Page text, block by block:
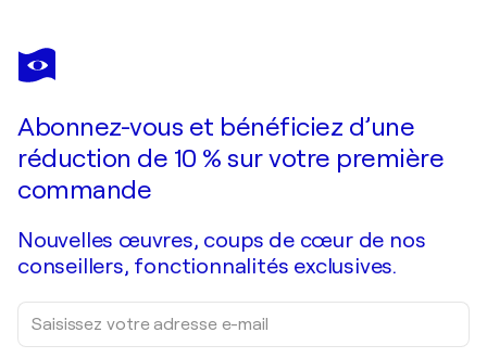
HÉLÈNE
BARRAUD
Je passe commande
Abonnez-vous et bénéficiez d’une
réduction de 10 % sur votre première
commande
Nouvelles œuvres, coups de cœur de nos
conseillers, fonctionnalités exclusives.